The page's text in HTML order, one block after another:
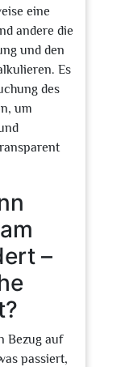
eine
andere die
und den
Es
des
um
–
Bezug auf
passiert,